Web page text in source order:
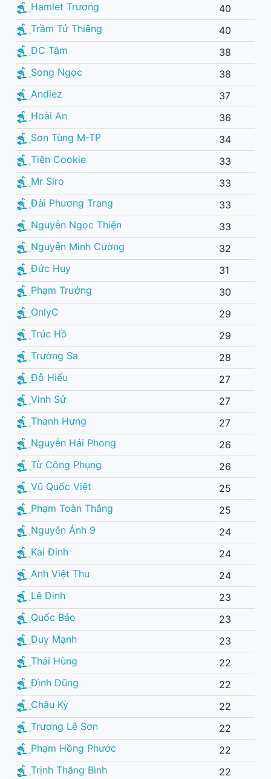
Hamlet Trương
40
Trầm Tử Thiêng
40
DC Tâm
38
Song Ngọc
38
Andiez
37
Hoài An
36
Sơn Tùng M-TP
34
Tiên Cookie
33
Mr Siro
33
Đài Phương Trang
33
Nguyễn Ngọc Thiện
33
Nguyễn Minh Cường
32
Đức Huy
31
Phạm Trưởng
30
OnlyC
29
Trúc Hồ
29
Trường Sa
28
Đỗ Hiếu
27
Vinh Sử
27
Thanh Hưng
27
Nguyễn Hải Phong
26
Từ Công Phụng
26
Vũ Quốc Việt
25
Phạm Toàn Thắng
25
Nguyễn Ánh 9
24
Kai Đinh
24
Anh Việt Thu
24
Lê Dinh
23
Quốc Bảo
23
Duy Mạnh
23
Thái Hùng
22
Đình Dũng
22
Châu Kỳ
22
Trương Lê Sơn
22
Phạm Hồng Phước
22
Trịnh Thăng Bình
22